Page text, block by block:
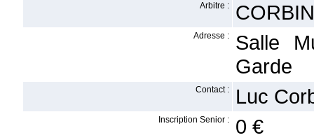
Arbitre :
Adresse :
Salle
Garde
Contact : Luc
Inscription Senior : 0 €